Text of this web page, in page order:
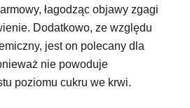
łagodząc objawy zgagi
Dodatkowo, ze względu
jest on polecany dla
nie powoduje
poziomu cukru we krwi.